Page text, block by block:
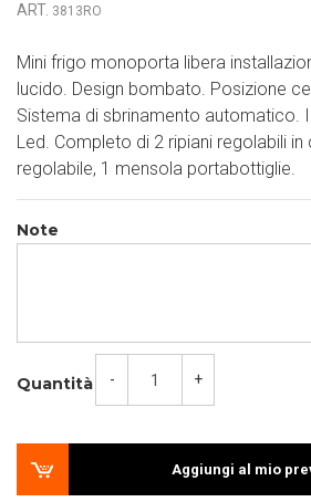
ART. 3813RO
Mini frigo monoporta libera
lucido. Design bombato. Posizione
Sistema di sbrinamento automatico.
Led. Completo di 2 ripiani regolabili
regolabile, 1 mensola portabottiglie.
Note
Quantità - +
Aggiungi al mio